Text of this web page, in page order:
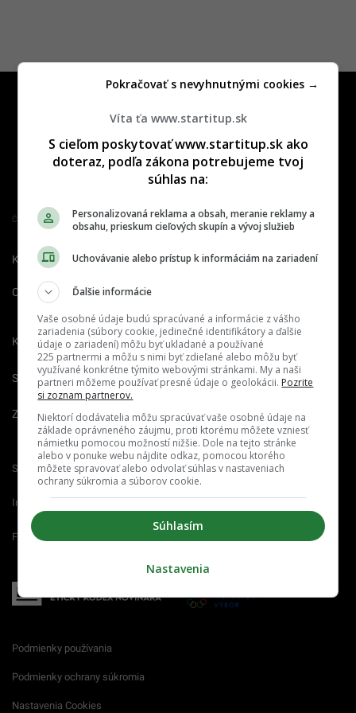
Člen združenia IAB Slovakia
Kontakt Inzercia Cenník
O nás Redakcia
Kariéra
Spravovať notifikácie
Zrušiť predplatné
Startitup.sk Fontech.sk Odzadu.sk
Interez.sk Emefka.sk Receptik.sk
Femm.sk
Podmienky používania
Podmienky ochrany súkromia
Nastavenia Cookies
Víta ťa www.startitup.sk
S cieľom poskytovať www.startitup.sk ako
doteraz, podľa zákona potrebujeme tvoj
súhlas na:
Personalizovaná reklama a obsah, meranie reklamy a
obsahu, prieskum cieľových skupín a vývoj služieb
Uchovávanie alebo prístup k informáciám na zariadení
Ďalšie informácie
Vaše osobné údaje budú spracúvané a informácie z vášho
zariadenia (súbory cookie, jedinečné identifikátory a ďalšie
údaje o zariadení) môžu byť ukladané a používané
225 partnermi a môžu s nimi byť zdieľané alebo môžu byť
využívané konkrétne týmito webovými stránkami. My a naši
partneri môžeme používať presné údaje o geolokácii. Pozrite
si zoznam partnerov.
Niektorí dodávatelia môžu spracúvať vaše osobné údaje na
základe oprávneného záujmu, proti ktorému môžete vzniesť
námietku pomocou možností nižšie. Dole na tejto stránke
alebo v ponuke webu nájdite odkaz, pomocou ktorého
môžete spravovať alebo odvolať súhlas v nastaveniach
ochrany súkromia a súborov cookie.
Súhlasím
Pokračovať s nevyhnutnými cookies →
Nastavenia